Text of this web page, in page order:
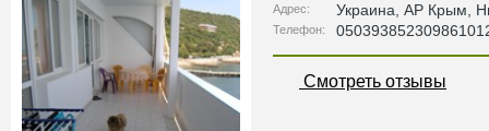
Адрес: Украина АР Крым ,
Телефон:
Смотреть отзывы